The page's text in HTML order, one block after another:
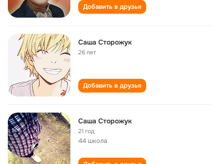
Добавить в друзья
Саша Сторожук
26 лет
Добавить в друзья
Саша Сторожук
21 год
44 школа